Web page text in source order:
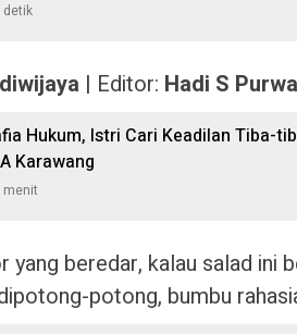
detik
| Editor: Hadi S
Hukum, Istri Cari Keadilan Tiba-
Karawang
menit
yang beredar, kalau salad ini
potong, bumbu